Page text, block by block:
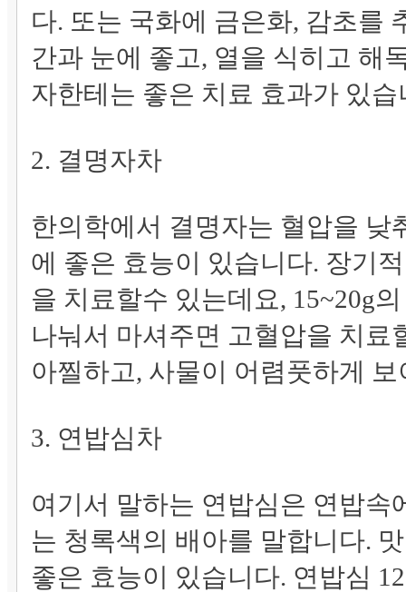
다. 또는 국화에 금은화, 감초를
간과 눈에 좋고, 열을 식히고 해
자한테는 좋은 치료 효과가 있습
2. 결명자차
한의학에서 결명자는 혈압을 낮
에 좋은 효능이 있습니다. 장기
을 치료할수 있는데요, 15~20g
나눠서 마셔주면 고혈압을 치
아찔하고, 사물이 어렴풋하게
3. 연밥심차
여기서 말하는 연밥심은 연밥속
는 청록색의 배아를 말합니다.
좋은 효능이 있습니다. 연밥심